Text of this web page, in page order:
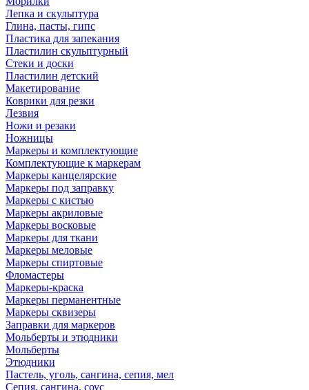
Лепка и скульптура
Глина, пасты, гипс
Пластика для запекания
Пластилин скульптурный
Стеки и доски
Пластилин детский
Макетирование
Коврики для резки
Лезвия
Ножи и резаки
Ножницы
Маркеры и комплектующие
Комплектующие к маркерам
Маркеры канцелярские
Маркеры под заправку
Маркеры с кистью
Маркеры акриловые
Маркеры восковые
Маркеры для ткани
Маркеры меловые
Маркеры спиртовые
Фломастеры
Маркеры-краска
Маркеры перманентные
Маркеры сквизеры
Заправки для маркеров
Мольберты и этюдники
Мольберты
Этюдники
Пастель, уголь, сангина, сепия, мел
Сепия, сангина, соус